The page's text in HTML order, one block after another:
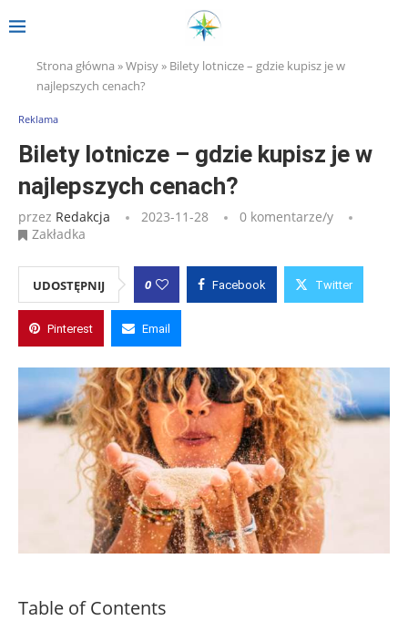
Strona główna »Wpisy» Bilety lotnicze – gdzie kupisz je w
najlepszych cenach?
Reklama
Bilety lotnicze – gdzie kupisz je w
najlepszych cenach?
przez Redakcja 2023-11-28
0 komentarze/y
Zakładka
UDOSTĘPNIJ 0 Facebook Twitter
Pinterest Email
Table of Contents